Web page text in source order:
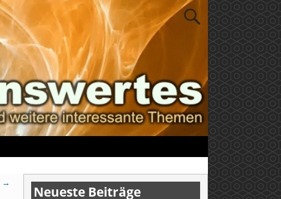
→
Neueste Beiträge